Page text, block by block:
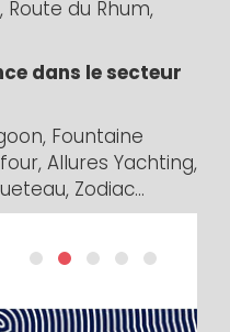
du Rhum,
dans le secteur
Fountaine
Allures Yachting,
Zodiac...